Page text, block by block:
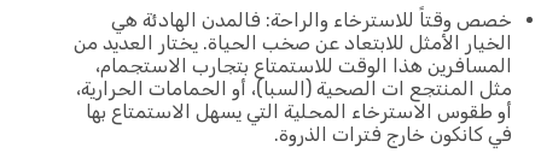
وقتاً للاسترخاء والراحة: فالمدن الهادئة هي
الأمثل للابتعاد عن صخب الحياة. يختار العديد من
هذا الوقت للاستمتاع بتجارب الاستجمام،
ات الصحية (السبا)، أو الحمامات الحرارية،
الاسترخاء المحلية التي يسهل الاستمتاع بها
خارج فترات الذروة.